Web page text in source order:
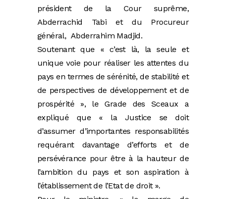
président de la Cour suprême,
Abderrachid Tabi et du Procureur
général, Abderrahim Madjid.
Soutenant que « c’est là, la seule et
unique voie pour réaliser les attentes du
pays en termes de sérénité, de stabilité et
de perspectives de développement et de
prospérité », le Grade des Sceaux a
expliqué que « la Justice se doit
d’assumer d’importantes responsabilités
requérant davantage d’efforts et de
persévérance pour être à la hauteur de
l’ambition du pays et son aspiration à
l’établissement de l’Etat de droit ».